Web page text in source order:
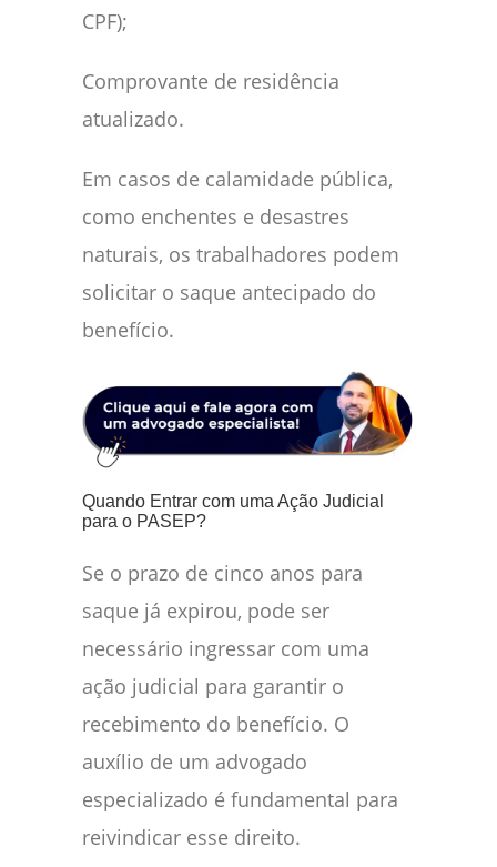
CPF);
Comprovante de residência
atualizado.
Em casos de calamidade pública,
como enchentes e desastres
naturais, os trabalhadores podem
solicitar o saque antecipado do
benefício.
Quando Entrar com uma Ação Judicial
para o PASEP?
Se o prazo de cinco anos para
saque já expirou, pode ser
necessário ingressar com uma
ação judicial para garantir o
recebimento do benefício. O
auxílio de um advogado
especializado é fundamental para
reivindicar esse direito.